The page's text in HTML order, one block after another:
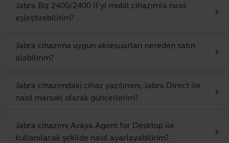
Jabra Biz 2400/2400 II’yi mobil cihazımla nasıl
eşleştirebilirim?
chevron_right
Jabra cihazıma uygun aksesuarları nereden satın
alabilirim?
chevron_right
Jabra cihazımdaki cihaz yazılımını, Jabra Direct ile
nasıl manuel olarak güncellerim?
chevron_right
Jabra cihazımı Avaya Agent for Desktop ile
kullanılacak şekilde nasıl ayarlayabilirim?
chevron_right